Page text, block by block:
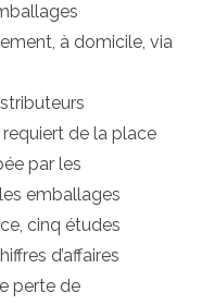
à domicile, via
de la place
par les
emballages
cinq études
d’affaires
perte de